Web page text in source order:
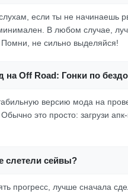
если ты не начинаешь
В любом случае,
не сильно выделяйся!
на Off Road: Гонки по
версию мода на
это просто: загрузи
слетели сейвы?
прогресс, лучше сначала